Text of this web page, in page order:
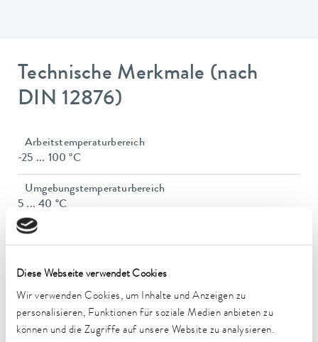
Diese Webseite verwendet Cookies
Wir verwenden Cookies, um Inhalte und Anzeigen zu
personalisieren, Funktionen für soziale Medien anbieten zu
können und die Zugriffe auf unsere Website zu analysieren.
Technische Merkmale (nach
DIN 12876)
Arbeitstemperaturbereich
-25 ... 100 °C
Umgebungstemperaturbereich
5 ... 40 °C
Temperaturkonstanz
1 kW
Leistungsaufnahme max.